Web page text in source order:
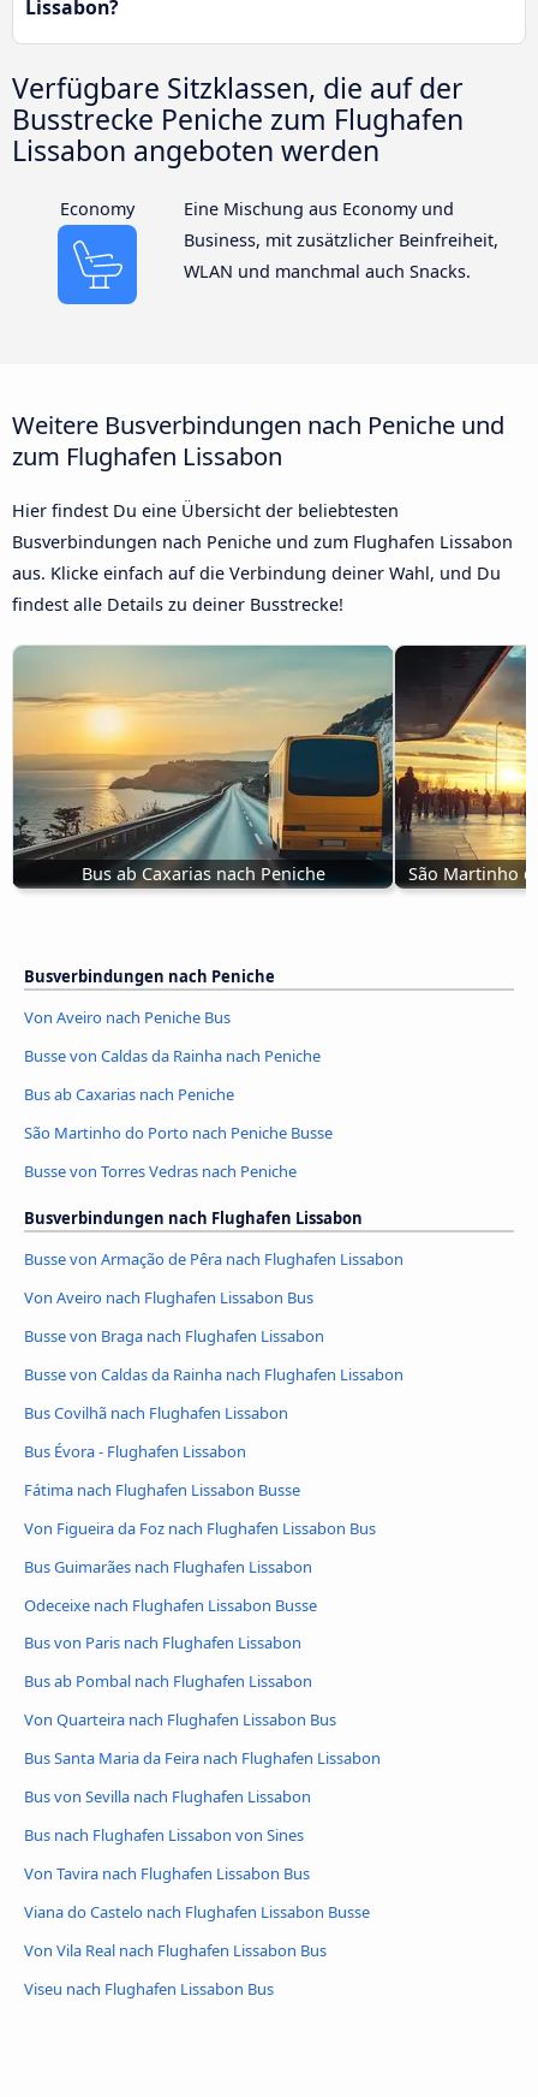
Lissabon?
Verfügbare Sitzklassen, die auf der
Busstrecke Peniche zum Flughafen
Lissabon angeboten werden
Economy
Eine Mischung aus Economy und
Business, mit zusätzlicher Beinfreiheit,
WLAN und manchmal auch Snacks.
Weitere Busverbindungen nach Peniche und
zum Flughafen Lissabon
Hier findest Du eine Übersicht der beliebtesten
Busverbindungen nach Peniche und zum Flughafen Lissabon
aus. Klicke einfach auf die Verbindung deiner Wahl, und Du
findest alle Details zu deiner Busstrecke!
Bus ab Caxarias nach Peniche São Martinho
Busverbindungen nach Peniche
Von Aveiro nach Peniche Bus
Busse von Caldas da Rainha nach Peniche
Bus ab Caxarias nach Peniche
São Martinho do Porto nach Peniche Busse
Busse von Torres Vedras nach Peniche
Busverbindungen nach Flughafen Lissabon
Busse von Armação de Pêra nach Flughafen Lissabon
Von Aveiro nach Flughafen Lissabon Bus
Busse von Braga nach Flughafen Lissabon
Busse von Caldas da Rainha nach Flughafen Lissabon
Bus Covilhã nach Flughafen Lissabon
Bus Évora - Flughafen Lissabon
Fátima nach Flughafen Lissabon Busse
Von Figueira da Foz nach Flughafen Lissabon Bus
Bus Guimarães nach Flughafen Lissabon
Odeceixe nach Flughafen Lissabon Busse
Bus von Paris nach Flughafen Lissabon
Bus ab Pombal nach Flughafen Lissabon
Von Quarteira nach Flughafen Lissabon Bus
Bus Santa Maria da Feira nach Flughafen Lissabon
Bus von Sevilla nach Flughafen Lissabon
Bus nach Flughafen Lissabon von Sines
Von Tavira nach Flughafen Lissabon Bus
Viana do Castelo nach Flughafen Lissabon Busse
Von Vila Real nach Flughafen Lissabon Bus
Viseu nach Flughafen Lissabon Bus